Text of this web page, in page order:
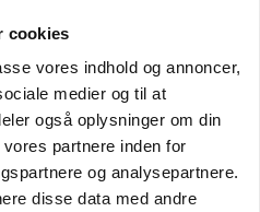
cookies
vores indhold og annoncer,
medier og til at
også oplysninger om din
partnere inden for
og analysepartnere.
disse data med andre
og
mod ny